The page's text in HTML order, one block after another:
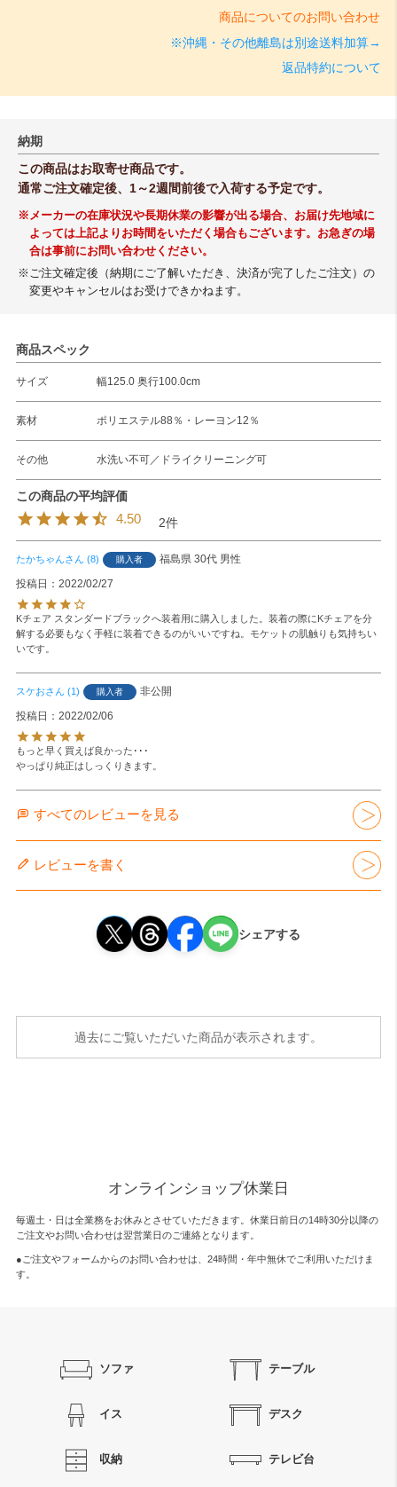
商品についてのお問い合わせ
※沖縄・その他離島は別途送料加算→
返品特約について
納期
この商品はお取寄せ商品です。
通常ご注文確定後、1～2週間前後で入荷する予定です。
※メーカーの在庫状況や長期休業の影響が出る場合、お届け先地域に
よっては上記よりお時間をいただく場合もございます。お急ぎの場
合は事前にお問い合わせください。
※ご注文確定後（納期にご了解いただき、決済が完了したご注文）の
変更やキャンセルはお受けできかねます。
商品スペック
サイズ 幅125.0 奥行100.0cm
素材 ポリエステル88％・レーヨン12％
その他 水洗い不可／ドライクリーニング可
4.50 2
たかちゃん 8 購入者 福島県 30代 男性
投稿日
2022/02/27
Kチェア スタンダードブラックへ装着用に購入しました。装着の際にKチェアを分
解する必要もなく手軽に装着できるのがいいですね。モケットの肌触りも気持ちい
いです。
スケお 1 購入者
非公開
投稿日
2022/02/06
もっと早く買えば良かった･･･
すべてのレビューを見る
レビューを書く
シェアする
過去にご覧いただいた商品が表示されます。
オンラインショップ休業日
毎週土・日は全業務をお休みとさせていただきます。休業日前日の14時30分以降の
ご注文やお問い合わせは翌営業日のご連絡となります。
●ご注文やフォームからのお問い合わせは、 24時間・年中無休でご利用いただけま
す。
ソファ テーブル
イス デスク
収納 テレビ台